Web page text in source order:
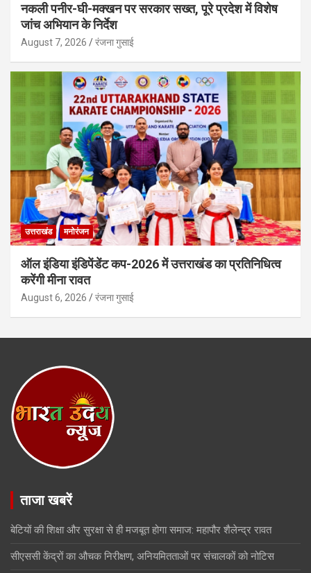
नकली पनीर-घी-मक्खन पर सरकार सख्त, पूरे प्रदेश में विशेष
जांच अभियान के निर्देश
August 7, 2026 रंजना गुसाई
उत्तराखंड मनोरंजन
ऑल इंडिया इंडिपेंडेंट कप-2026 में उत्तराखंड का प्रतिनिधित्व
करेंगी मीना रावत
August 6, 2026 रंजना गुसाई
ताजा खबरें
बेटियों की शिक्षा और सुरक्षा से ही मजबूत होगा समाज: महापौर शैलेन्द्र रावत
सीएससी केंद्रों का औचक निरीक्षण, अनियमितताओं पर संचालकों को नोटिस